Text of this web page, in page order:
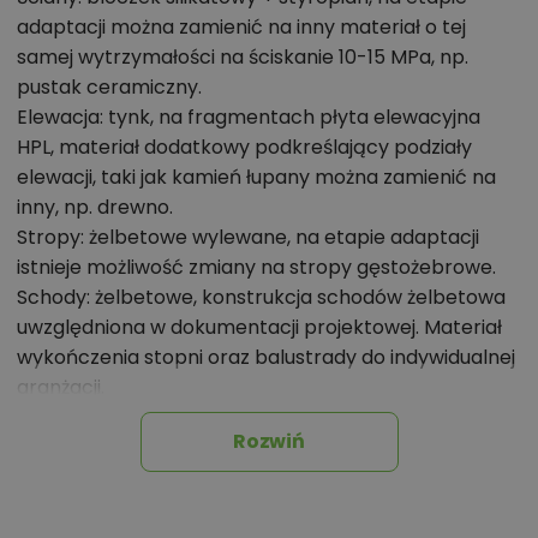
domach o powierzchni powyżej 150 m².
Świetnie zaprojektowana strefa gospodarcza, w
tymspiżarnia pod schodami
realnym miejscu na dużą zabudowę.
Strefa dzienna - Wasze miejsce do
wspólnego spędzania czasu
Wchodząc do domu, mijacie Państwo wiatrołap,
który prowadzi do otwartej przestrzeni dziennej —
salonu, jadalni i kuchni połączonych w jeden ciąg. Tu
widzimy narożnik o wymiarach 280 × 200 cm, z
miękkim szezlongiem i wolnostojącym fotelem, który
miejscem wspólnych filmów, porannych
kaw i popołudniowego relaksu. Ściana telewizyjna o
adaptacji można zamienić na inny materiał o tej
samej wytrzymałości na ściskanie 10-15 MPa, np.
pustak ceramiczny.
Elewacja: tynk, na fragmentach płyta elewacyjna
HPL, materiał dodatkowy podkreślający podziały
elewacji, taki jak kamień łupany można zamienić na
inny, np. drewno.
Stropy: żelbetowe wylewane, na etapie adaptacji
istnieje możliwość zmiany na stropy gęstożebrowe.
Schody: żelbetowe, konstrukcja schodów żelbetowa
uwzględniona w dokumentacji projektowej. Materiał
wykończenia stopni oraz balustrady do indywidualnej
aranżacji.
Dach: system blachy dachowej Ruukki Classic M,
konstrukcja więźby przewidziana pod pokrycie ciężkie
dla I strefy wiatrowej i II strefy śniegowej.
Rozwiń